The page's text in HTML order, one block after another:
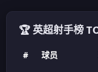
🏆 英超射手榜
# 球员